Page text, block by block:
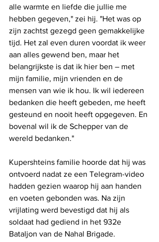
alle warmte en liefde die jullie me
hebben gegeven," zei hij. "Het was op
zijn zachtst gezegd geen gemakkelijke
tijd. Het zal even duren voordat ik weer
aan alles gewend ben, maar het
belangrijkste is dat ik hier ben – met
mijn familie, mijn vrienden en de
mensen van wie ik hou. Ik wil iedereen
bedanken die heeft gebeden, me heeft
gesteund en nooit heeft opgegeven. En
bovenal wil ik de Schepper van de
wereld bedanken."
Kupershteins familie hoorde dat hij was
ontvoerd nadat ze een Telegram-video
hadden gezien waarop hij aan handen
en voeten gebonden was. Na zijn
vrijlating werd bevestigd dat hij als
soldaat had gediend in het 932e
Bataljon van de Nahal Brigade.